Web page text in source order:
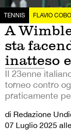
TENNIS FLAVIO
A
sta
inatteso
Il 23enne
torneo contro
praticamente
di Redazione
07 Luglio 2025